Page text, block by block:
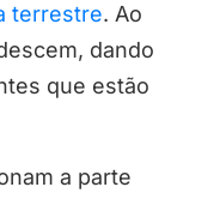
terrestre. Ao
dando
que estão
a parte